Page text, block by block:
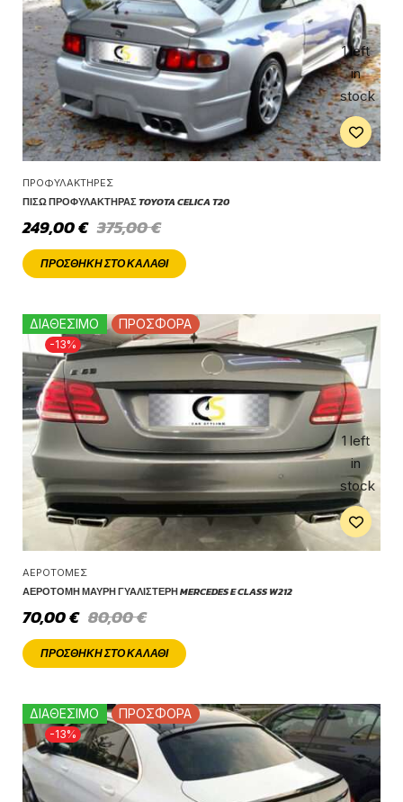
1 left
in
stock
ΠΡΟΦΥΛΑΚΤΉΡΕΣ
ΠΊΣΩ ΠΡΟΦΥΛΑΚΤΉΡΑΣ TOYOTA CELICA T20
375,00€
249,00€
ΠΡΟΣΘΉΚΗ ΣΤΟ ΚΑΛΆΘΙ
-13%
ΔΙΑΘΕΣΙΜΟ ΠΡΟΣΦΟΡΑ
1 left
in
stock
ΑΕΡΟΤΟΜΈΣ
ΑΕΡΟΤΟΜΉ ΜΑΎΡΗ ΓΥΑΛΙΣΤΕΡΉ MERCEDES E CLASS W212
80,00€
70,00€
ΠΡΟΣΘΉΚΗ ΣΤΟ ΚΑΛΆΘΙ
-13%
ΔΙΑΘΕΣΙΜΟ ΠΡΟΣΦΟΡΑ